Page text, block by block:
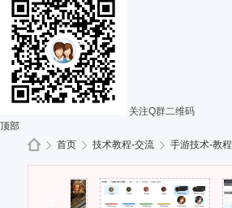
关注Q群二维码
顶部
首页 技术教程-交流 手游技术-教程